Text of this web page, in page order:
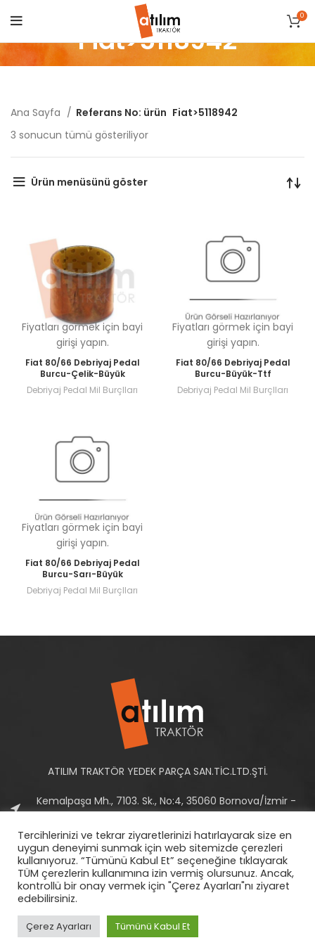
0
Fiat>5118942
Ana Sayfa Referans No: ürün Fiat>5118942
3 sonucun tümü gösteriliyorPopülerliğe
Ürün menüsünü göster
Fiyatları görmek için bayi
girişi yapın.
Fiat 80/66 Debriyaj Pedal
Burcu-Çelik-Büyük
Debriyaj Pedal Mil Burçlları
Fiyatları görmek için bayi
girişi yapın.
Fiat 80/66 Debriyaj Pedal
Burcu-Büyük-Ttf
Debriyaj Pedal Mil Burçlları
Fiyatları görmek için bayi
girişi yapın.
Fiat 80/66 Debriyaj Pedal
Burcu-Sarı-Büyük
Debriyaj Pedal Mil Burçlları
ATILIM TRAKTÖR YEDEK PARÇA SAN.TİC.LTD.ŞTİ.
Kemalpaşa Mh., 7103. Sk., No:4, 35060 Bornova/İzmir -
Tel: +90 232 458 10 93-94
E-Posta:info@atilimtraktor.com.tr
2022Atılım Traktör|Gizlilik Politikası
Tercihlerinizi ve tekrar ziyaretlerinizi hatırlayarak size en
uygun deneyimi sunmak için web sitemizde çerezleri
kullanıyoruz. “Tümünü Kabul Et” seçeneğine tıklayarak
TÜM çerezlerin kullanımına izin vermiş olursunuz. Ancak,
kontrollü bir onay vermek için "Çerez Ayarları"nı ziyaret
edebilirsiniz.
Çerez Ayarları Tümünü Kabul Et